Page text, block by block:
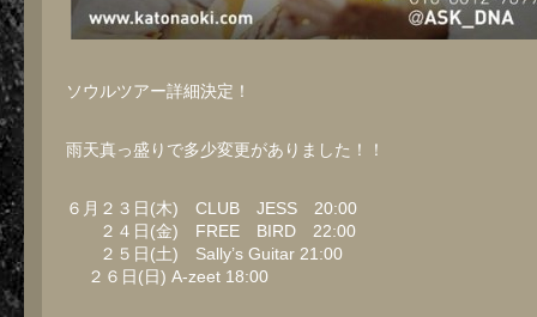
ソウルツアー詳細決定！
雨天真っ盛りで多少変更がありました！！
６月２３日(木) CLUB JESS 20:00
２４日(金) FREE BIRD 22:00
２５日(土) Sally’s Guitar 21:00
２６日(日) A-zeet 18:00